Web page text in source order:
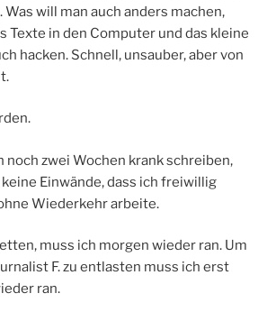
Was will man auch anders machen,
Texte in den Computer und das kleine
hacken. Schnell, unsauber, aber von
noch zwei Wochen krank schreiben,
Einwände, dass ich freiwillig
Wiederkehr arbeite.
muss ich morgen wieder ran. Um
F. zu entlasten muss ich erst
ran.